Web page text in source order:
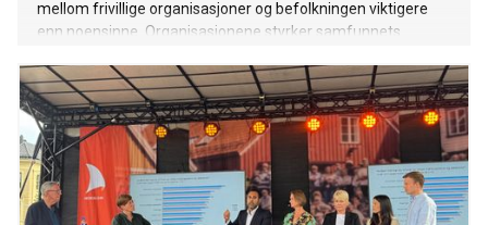
mellom frivillige organisasjoner og befolkningen viktigere
enn noensinne. Organisasjonene styrker samfunnets
Arendalsuka, får frivillige organisasjoner den høyste score,
på hele 90%. Til sammenligning får regjeringen 65%, mens
kommunenstyrene samlet sett får en score på 57%.